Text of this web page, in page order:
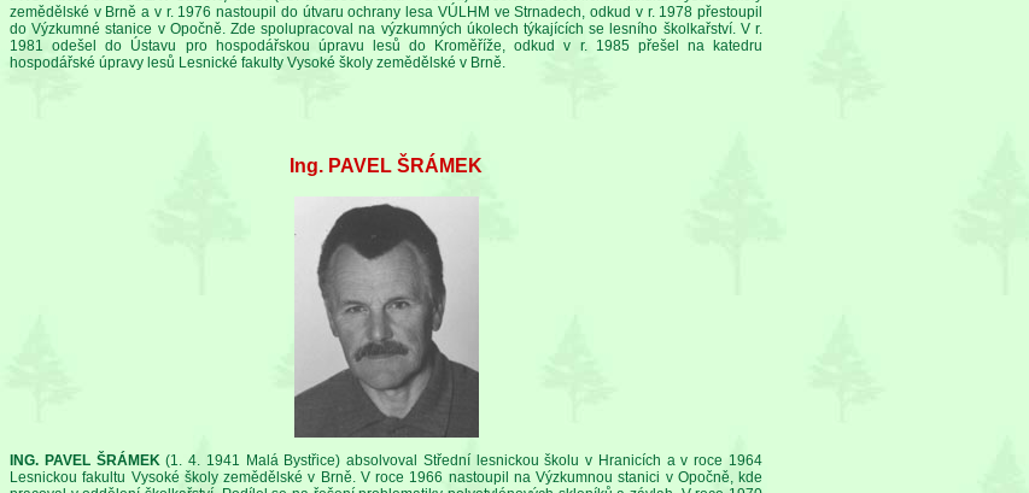
zemědělské v Brně a v r. 1976 nastoupil do útvaru ochrany lesa VÚLHM ve Strnadech, odkud v r. 1978 přestoupil
do Výzkumné stanice v Opočně. Zde spolupracoval na výzkumných úkolech týkajících se lesního školkařství. V r.
1981 odešel do Ústavu pro hospodářskou úpravu lesů do Kroměříže, odkud v r. 1985 přešel na katedru
hospodářské úpravy lesů Lesnické fakulty Vysoké školy zemědělské v Brně.
Ing. PAVEL ŠRÁMEK
ING. PAVEL ŠRÁMEK(1. 4. 1941 Malá Bystřice) absolvoval Střední lesnickou školu v Hranicích a v roce 1964
Lesnickou fakultu Vysoké školy zemědělské v Brně. V roce 1966 nastoupil na Výzkumnou stanici v Opočně, kde